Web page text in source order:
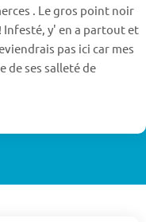
. Le gros point noir
Infesté, y' en a partout et
pas ici car mes
de ses salleté de